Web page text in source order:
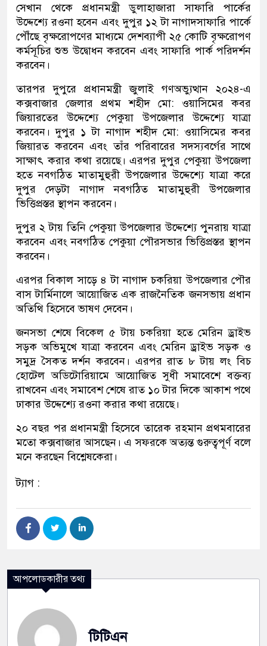
সেখান থেকে প্রধানমন্ত্রী ডুলাহাজারা সাফারি পার্কের
উদ্দেশ্যে রওনা হবেন এবং দুপুর ১২ টা নাগাদসাফারি পার্কে
পৌঁছে বৃক্ষরোপণের মাধ্যমে দেশব্যাপী ২৫ কোটি বৃক্ষরোপণ
কর্মসূচির শুভ উদ্বোধন করবেন এবং সাফারি পার্ক পরিদর্শন
করবেন।
তারপর ​দুপুরে প্রধানমন্ত্রী জুলাই গণঅভ্যুত্থান ২০২৪-এ
কক্সবাজার জেলার প্রথম শহীদ মো: ওয়াসিমের কবর
জিয়ারতের উদ্দেশ্যে পেকুয়া উপজেলার উদ্দেশ্যে যাত্রা
করবেন। দুপুর ১ টা নাগাদ শহীদ মো: ওয়াসিমের কবর
জিয়ারত করবেন এবং তাঁর পরিবারের সদস্যবর্গের সাথে
সাক্ষাৎ করার কথা রয়েছে। এরপর দুপুর পেকুয়া উপজেলা
হতে নবগঠিত মাতামুহুরী উপজেলার উদ্দেশ্যে যাত্রা করে
দুপুর দেড়টা নাগাদ নবগঠিত মাতামুহুরী উপজেলার
ভিত্তিপ্রস্তর স্থাপন করবেন।
​দুপুর ২ টায় তিনি পেকুয়া উপজেলার উদ্দেশ্যে পুনরায় যাত্রা
করবেন এবং নবগঠিত পেকুয়া পৌরসভার ভিত্তিপ্রস্তর স্থাপন
করবেন।
এরপর বিকাল সাড়ে ৪ টা নাগাদ চকরিয়া উপজেলার পৌর
বাস টার্মিনালে আয়োজিত এক রাজনৈতিক জনসভায় প্রধান
অতিথি হিসেবে ভাষণ দেবেন।
​জনসভা শেষে বিকেল ৫ টায় চকরিয়া হতে মেরিন ড্রাইভ
সড়ক অভিমুখে যাত্রা করবেন এবং মেরিন ড্রাইভ সড়ক ও
সমুদ্র সৈকত দর্শন করবেন। এরপর রাত ৮ টায় লং বিচ
হোটেল অডিটোরিয়ামে আয়োজিত সুধী সমাবেশে বক্তব্য
রাখবেন এবং সমাবেশ শেষে রাত ১০ টার দিকে আকাশ পথে
ঢাকার উদ্দেশ্যে রওনা করার কথা রয়েছে।
২০ বছর পর প্রধানমন্ত্রী হিসেবে তারেক রহমান প্রথমবারের
মতো কক্সবাজার আসছেন। এ সফরকে অত্যন্ত গুরুত্বপূর্ণ বলে
মনে করছেন বিশ্লেষকেরা।
ট্যাগ :
আপলোডকারীর তথ্য
টিটিএন